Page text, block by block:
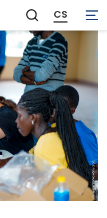
Zobrazit
vyhledávání
CS